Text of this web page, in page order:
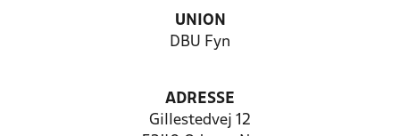
UNION
DBU Fyn
ADRESSE
Gillestedvej 12